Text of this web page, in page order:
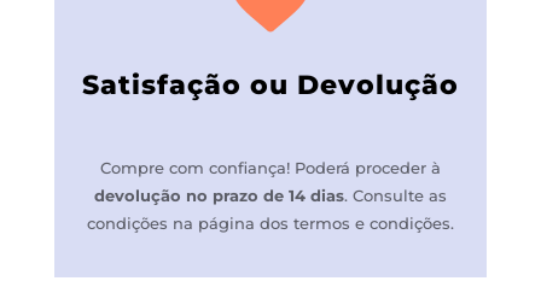
Satisfação ou Devolução
Compre com confiança! Poderá proceder à
devolução no prazo de 14 dias. Consulte as
condições na página dos termos e condições.